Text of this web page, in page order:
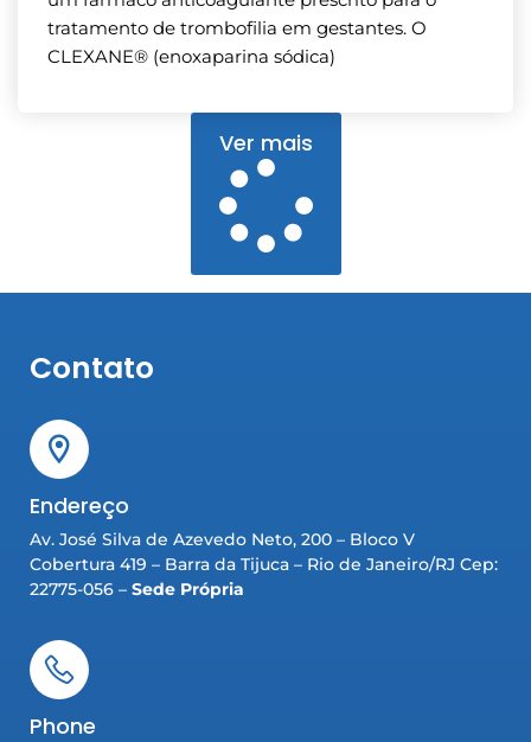
tratamento de trombofilia em gestantes. O
CLEXANE® (enoxaparina sódica)
Ver mais
Contato
Endereço
Av. José Silva de Azevedo Neto, 200 – Bloco V
Cobertura 419 – Barra da Tijuca – Rio de Janeiro/RJ Cep:
22775-056 – Sede Própria
Phone